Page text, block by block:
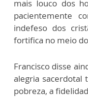
mais louco dos
pacientemente
indefeso dos
fortifica no meio
Francisco disse
alegria sacerdotal
pobreza, a